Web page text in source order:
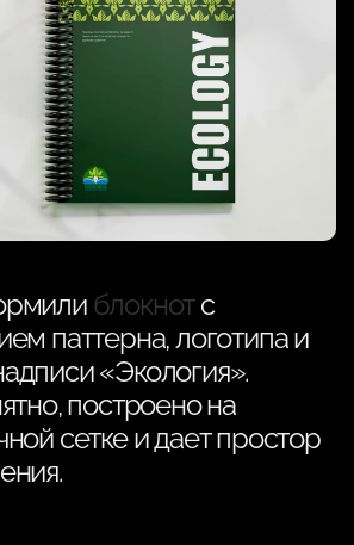
блокнотс
паттерна, логотипа и
«Экология».
построено на
сетке и дает простор